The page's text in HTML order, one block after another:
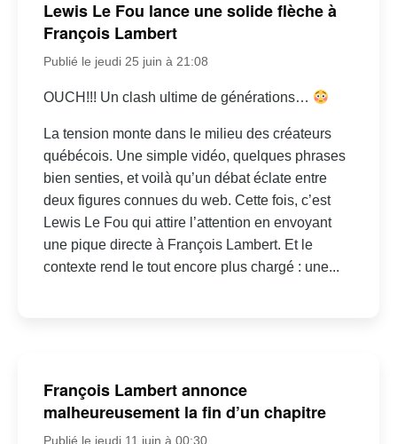
Lewis Le Fou lance une solide flèche à
François Lambert
Publié le jeudi 25 juin à 21:08
OUCH!!! Un clash ultime de générations…
La tension monte dans le milieu des créateurs
québécois. Une simple vidéo, quelques phrases
bien senties, et voilà qu’un débat éclate entre
deux figures connues du web. Cette fois, c’est
Lewis Le Fou qui attire l’attention en envoyant
une pique directe à François Lambert. Et le
contexte rend le tout encore plus chargé : une...
François Lambert annonce
malheureusement la fin d’un chapitre
Publié le jeudi 11 juin à 00:30